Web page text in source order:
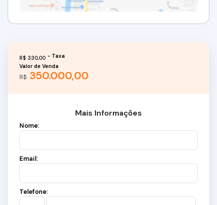
R$ 350.000,00
Valor de Venda
R$ 330,00
Mais Informações
Nome:
Email:
Telefone: